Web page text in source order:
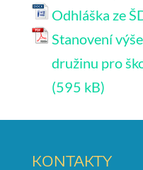
Odhláška ze
Stanovení
družinu pro
KONTAKTY